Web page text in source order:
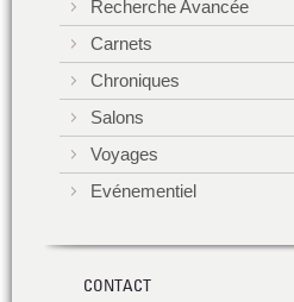
Recherche Avancée
Carnets
Chroniques
Salons
Voyages
Evénementiel
CONTACT